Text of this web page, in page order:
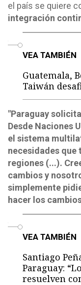
el país se quiere
integración
VEA TAMBIÉN
Guatemala,
Taiwán
"Paraguay
Desde Naciones
el sistema
necesidades que
regiones (...).
cambios y
simplemente
hacer los
VEA TAMBIÉN
Santiago
Paraguay:
resuelven